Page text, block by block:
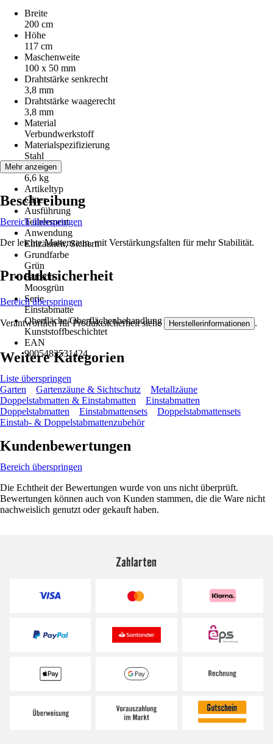
Breite
200 cm
Höhe
117 cm
Maschenweite
100 x 50 mm
Drahtstärke senkrecht
3,8 mm
Drahtstärke waagerecht
3,8 mm
Material
Verbundwerkstoff
Materialspezifizierung
Stahl
Gewicht
6,6 kg
Artikeltyp
Gitter
Ausführung
Teilelement
Anwendung
Einzäunen, Sichern
Grundfarbe
Grün
Farbton
Moosgrün
Serie
Einstabmatte
Oberfläche/Oberflächenbehandlung
Kunststoffbeschichtet
EAN
9005483531424
Mehr anzeigen
Beschreibung
Bereich überspringen
Der leichte Mattenzaun, mit Verstärkungsfalten für mehr Stabilität.
Produktsicherheit
Bereich überspringen
Verantwortlich für Produktsicherheit siehe Herstellerinformationen .
Weitere Kategorien
Liste überspringen
Garten
Gartenzäune & Sichtschutz
Metallzäune
Doppelstabmatten & Einstabmatten
Einstabmatten
Doppelstabmatten
Einstabmattensets
Doppelstabmattensets
Einstab- & Doppelstabmattenzubehör
Kundenbewertungen
Bereich überspringen
Die Echtheit der Bewertungen wurde von uns nicht überprüft.
Bewertungen können auch von Kunden stammen, die die Ware nicht
nachweislich genutzt oder gekauft haben.
Zahlarten